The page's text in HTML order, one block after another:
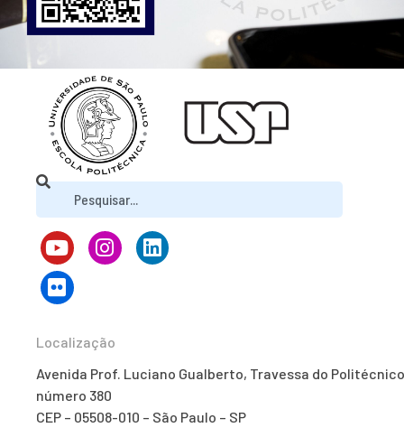
Localização
Avenida Prof. Luciano Gualberto, Travessa do
número 380
CEP – 05508-010 – São Paulo – SP